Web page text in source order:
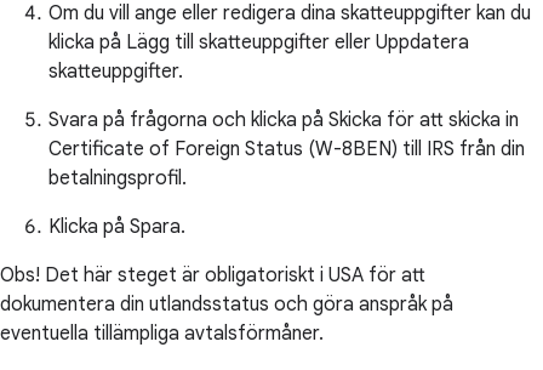
Om du vill ange eller redigera dina skatteuppgifter kan du
klicka på Lägg till skatteuppgifter eller Uppdatera
skatteuppgifter.
Svara på frågorna och klicka på Skicka för att skicka in
Certificate of Foreign Status (W-8BEN) till IRS från din
betalningsprofil.
Klicka på Spara.
Obs! Det här steget är obligatoriskt i USA för att
dokumentera din utlandsstatus och göra anspråk på
eventuella tillämpliga avtalsförmåner.